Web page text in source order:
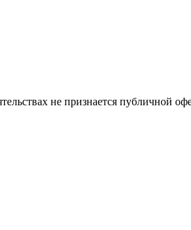
не признается публичной